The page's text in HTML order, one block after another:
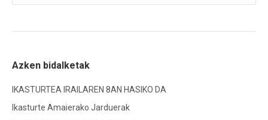
Azken bidalketak
IKASTURTEA IRAILAREN 8AN HASIKO DA
Ikasturte Amaierako Jarduerak